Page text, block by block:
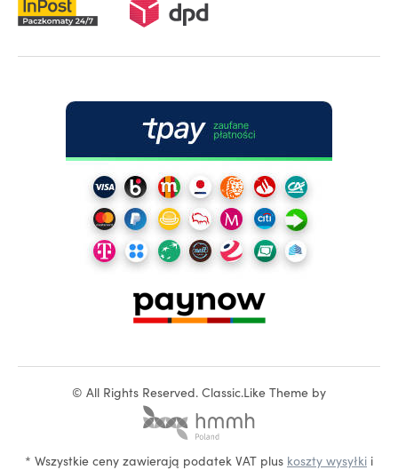
© All Rights Reserved. Classic.Like Theme by
* Wszystkie ceny zawierają podatek VAT plus koszty wysyłki i